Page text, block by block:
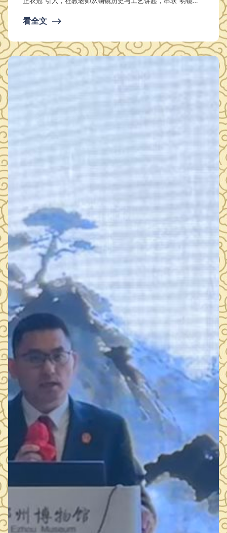
治建设的意义。随后的非遗拓片体验环节，大家在一拓一印中
物馆"六进"工作的生动实践，将优秀传统文化送进机关单位，
看全文 ⟶